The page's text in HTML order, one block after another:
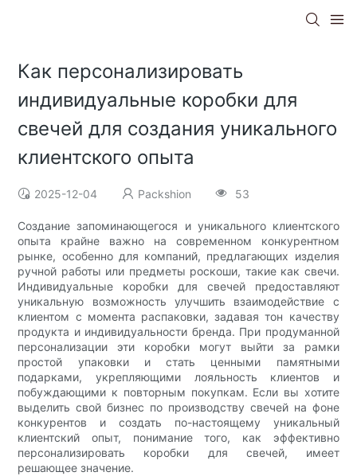
Как персонализировать
индивидуальные коробки для
свечей для создания уникального
клиентского опыта
2025-12-04 Packshion 53
Создание запоминающегося и уникального клиентского
опыта крайне важно на современном конкурентном
рынке, особенно для компаний, предлагающих изделия
ручной работы или предметы роскоши, такие как свечи.
Индивидуальные коробки для свечей предоставляют
уникальную возможность улучшить взаимодействие с
клиентом с момента распаковки, задавая тон качеству
продукта и индивидуальности бренда. При продуманной
персонализации эти коробки могут выйти за рамки
простой упаковки и стать ценными памятными
подарками, укрепляющими лояльность клиентов и
побуждающими к повторным покупкам. Если вы хотите
выделить свой бизнес по производству свечей на фоне
конкурентов и создать по-настоящему уникальный
клиентский опыт, понимание того, как эффективно
персонализировать коробки для свечей, имеет
решающее значение.